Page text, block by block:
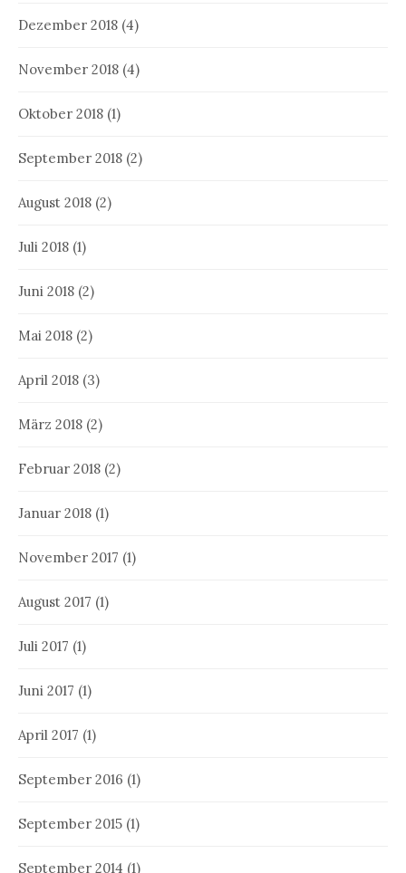
Dezember 2018 (4)
November 2018 (4)
Oktober 2018 (1)
September 2018 (2)
August 2018 (2)
Juli 2018 (1)
Juni 2018 (2)
Mai 2018 (2)
April 2018 (3)
März 2018 (2)
Februar 2018 (2)
Januar 2018 (1)
November 2017 (1)
August 2017 (1)
Juli 2017 (1)
Juni 2017 (1)
April 2017 (1)
September 2016 (1)
September 2015 (1)
September 2014 (1)